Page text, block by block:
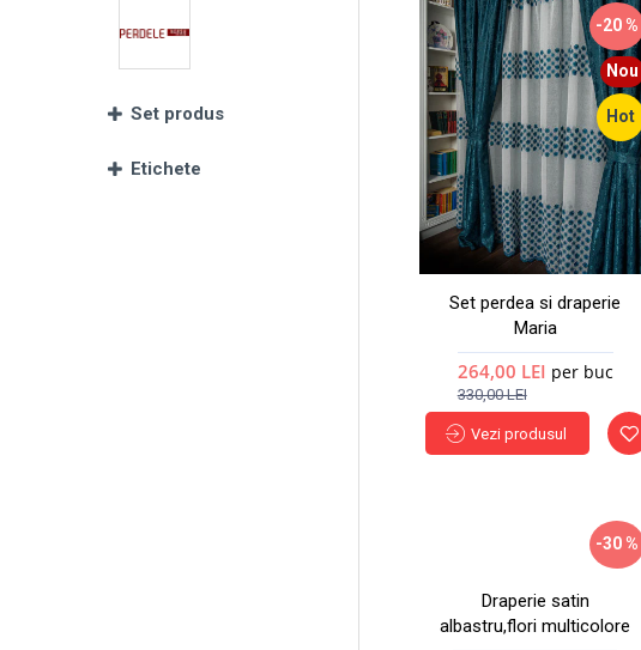
Set produs
Etichete
Nou
Hot
-20 %
Set perdea si draperie
Maria
264,00 LEI per buc
330,00 LEI
Vezi produsul
Hot
-30 %
Draperie satin
albastru,flori multicolore